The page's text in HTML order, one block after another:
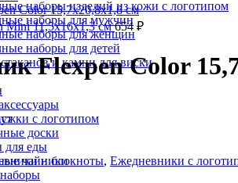
наборы изделий из кожи с логотипом
наборы для мужчин
наборы для женщин
наборы для детей
и камни для виски
с логотипом
доски
для еды
чайники
Mini 11,5х16х1,3 см654 ₽
Flexpen Color
и блокноты, Ежедневники с